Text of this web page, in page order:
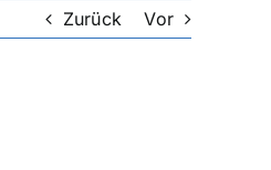
Zurück Vor